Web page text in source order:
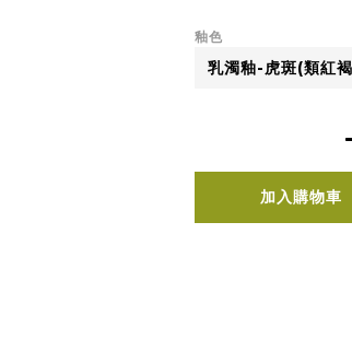
釉色
加入購物車